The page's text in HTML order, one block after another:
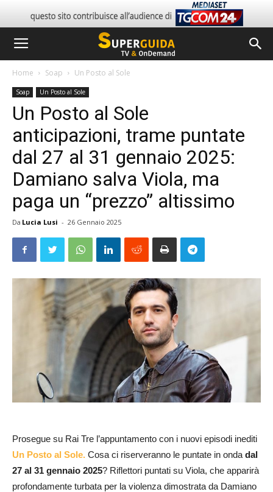
Home Soap Un Posto al Sole
Soap Un Posto al Sole
Un Posto al Sole
anticipazioni, trame puntate
dal 27 al 31 gennaio 2025:
Damiano salva Viola, ma
paga un “prezzo” altissimo
Da Lucia Lusi - 26 Gennaio 2025
Prosegue su Rai Tre l’appuntamento con i nuovi episodi inediti
Un Posto al Sole. Cosa ci riserveranno le puntate in onda dal
27 al 31 gennaio 2025? Riflettori puntati su Viola, che apparirà
profondamente turbata per la violenza dimostrata da Damiano